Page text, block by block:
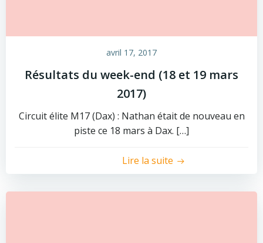
avril 17, 2017
Résultats du week-end (18 et 19 mars
2017)
Circuit élite M17 (Dax) : Nathan était de nouveau en
piste ce 18 mars à Dax. […]
Lire la suite